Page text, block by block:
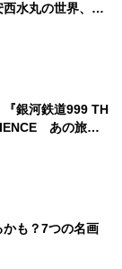
水丸の世界、そ
『銀河鉄道999 TH
あの旅
も？7つの名画